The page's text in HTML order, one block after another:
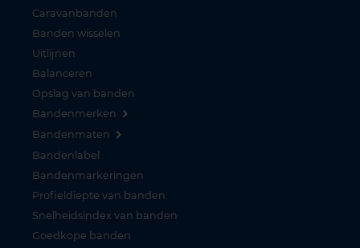
Caravanbanden
Banden wisselen
Uitlijnen
Balanceren
Opslag van banden
Bandenmerken
Bandenmaten
Bandenlabel
Bandenmarkeringen
Profieldiepte van banden
Snelheidsindex van banden
Goedkope banden